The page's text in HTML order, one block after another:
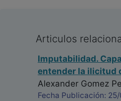
Articulos
Imputabilidad.
entender la ilicitud
Alexander Gomez
Fecha Publicación: